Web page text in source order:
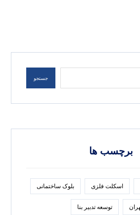
جستجو
برچسب ها
اسکلت فلزی بلوک ساختمانی
توسعه تدبير بنا